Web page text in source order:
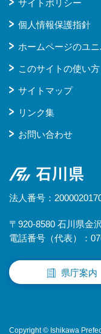
サイトポリシー
個人情報保護指針
ホームページのユ
このサイトの使い方
サイトマップ
リンク集
お問い合わせ
石川県
法人番号：
〒920-8580 石川県金
電話番号（代表）：
県庁案内
Copyright © Ishikawa